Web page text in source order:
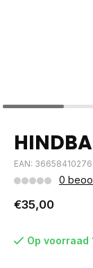
EAN:
0
€35,00
Op voorraad